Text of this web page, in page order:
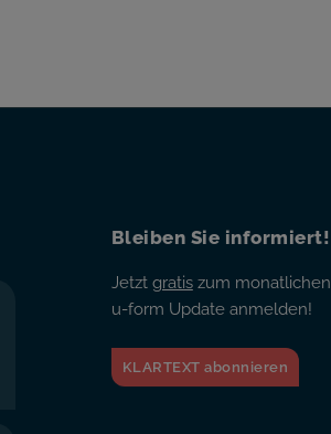
Bleiben Sie informiert!
Jetzt gratiszum monatlichen
u-form Update anmelden!
KLARTEXT abonnieren